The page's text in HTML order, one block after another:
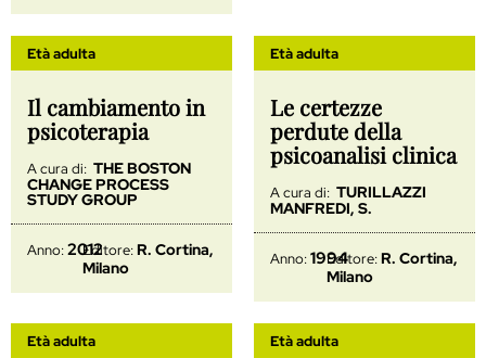
Età adulta
Il cambiamento in
psicoterapia
A cura di: THE BOSTON
CHANGE PROCESS
STUDY GROUP
Anno:2012Editore:R. Cortina,
Milano
Età adulta
Le certezze
perdute della
psicoanalisi clinica
A cura di: TURILLAZZI
MANFREDI, S.
Anno:1994
Editore: R. Cortina,
Milano
Età adulta Età adulta